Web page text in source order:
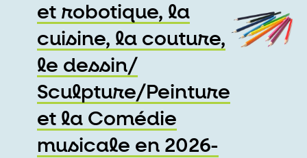
et robotique, la
cuisine, la couture,
le dessin/
Sculpture/Peinture
et la Comédie
musicale en 2026-